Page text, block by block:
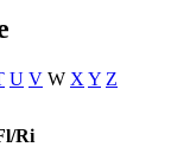
U V W X Y Z
Ri